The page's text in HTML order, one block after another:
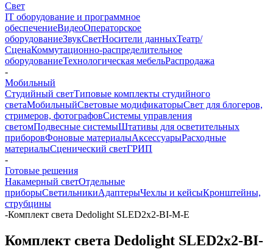
Свет
IT оборудование и программное
обеспечениеВидеоОператорское
оборудованиеЗвукСветНосители данныхТеатр/
СценаКоммутационно-распределительное
оборудованиеТехнологическая мебельРаспродажа
-
Мобильный
Студийный светТиповые комплекты студийного
светаМобильныйСветовые модификаторыСвет для блогеров,
стримеров, фотографовСистемы управления
светомПодвесные системыШтативы для осветительных
приборовФоновые материалыАксессуарыРасходные
материалыСценический светГРИП
-
Готовые решения
Накамерный светОтдельные
приборыСветильникиАдаптерыЧехлы и кейсыКронштейны,
струбцины
-Комплект света Dedolight SLED2x2-BI-M-E
Комплект света Dedolight SLED2x2-BI-